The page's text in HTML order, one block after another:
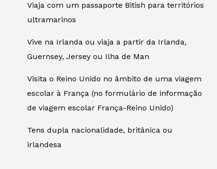
Viaja com um passaporte Bitish para territórios
ultramarinos
Vive na Irlanda ou viaja a partir da Irlanda,
Guernsey, Jersey ou Ilha de Man
Visita o Reino Unido no âmbito de uma viagem
escolar à França (no formulário de informação
de viagem escolar França-Reino Unido)
Tens dupla nacionalidade, britânica ou
irlandesa